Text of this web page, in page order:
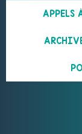
APPELS